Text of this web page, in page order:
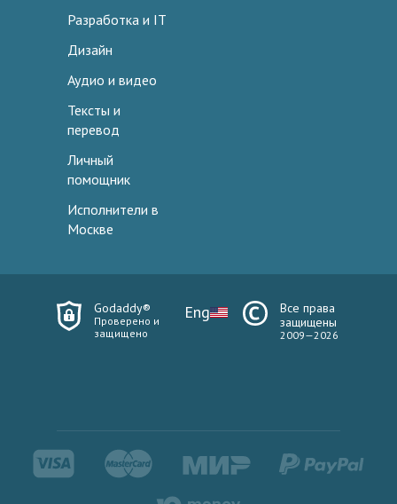
Разработка и IT
Дизайн
Аудио и видео
Тексты и
перевод
Личный
помощник
Исполнители в
Москве
Godaddy®
Проверено и
защищено
Eng
Все права
защищены
2009—2026